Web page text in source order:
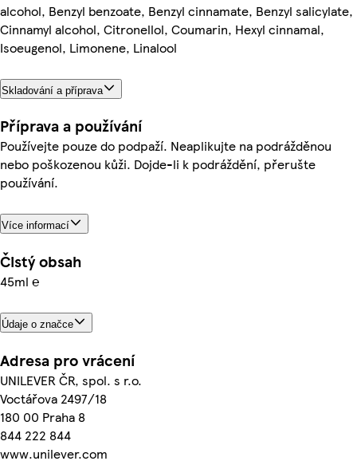
alcohol, Benzyl benzoate, Benzyl cinnamate, Benzyl salicylate,
Cinnamyl alcohol, Citronellol, Coumarin, Hexyl cinnamal,
Isoeugenol, Limonene, Linalool
Skladování a příprava
Příprava a používání
Používejte pouze do podpaží. Neaplikujte na podrážděnou
nebo poškozenou kůži. Dojde-li k podráždění, přerušte
používání.
Více informací
Čistý obsah
45ml ℮
Údaje o značce
Adresa pro vrácení
UNILEVER ČR, spol. s r.o.
Voctářova 2497/18
180 00 Praha 8
844 222 844
www.unilever.com